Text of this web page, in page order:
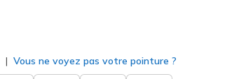
Vous ne voyez pas votre pointure ?